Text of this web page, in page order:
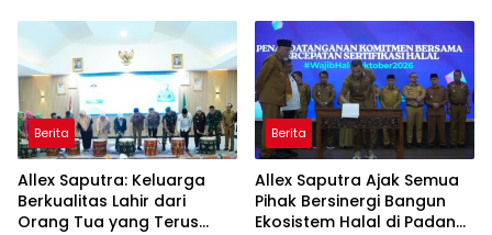
Berita
Allex Saputra: Keluarga
Berkualitas Lahir dari
Orang Tua yang Terus
Berita
Allex Saputra Ajak Semua
Pihak Bersinergi Bangun
Ekosistem Halal di Padang